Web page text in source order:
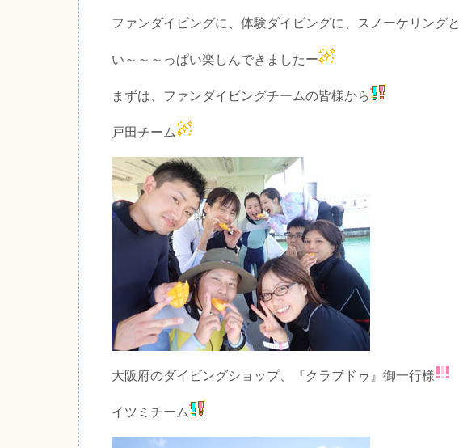
ファンダイビングに、体験ダイビングに、スノーケリングと
い～～～っぱい楽しんできましたー
まずは、ファンダイビングチームの皆様から
戸田チーム
大阪府のダイビングショップ、『クラブドゥ』御一行様
イツミチーム